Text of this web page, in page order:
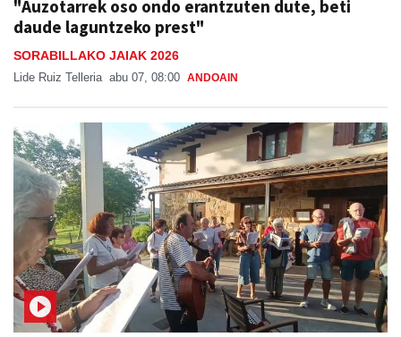
"Auzotarrek oso ondo erantzuten dute, beti
daude laguntzeko prest"
SORABILLAKO JAIAK 2026
Lide Ruiz Telleria abu 07, 08:00 ANDOAIN